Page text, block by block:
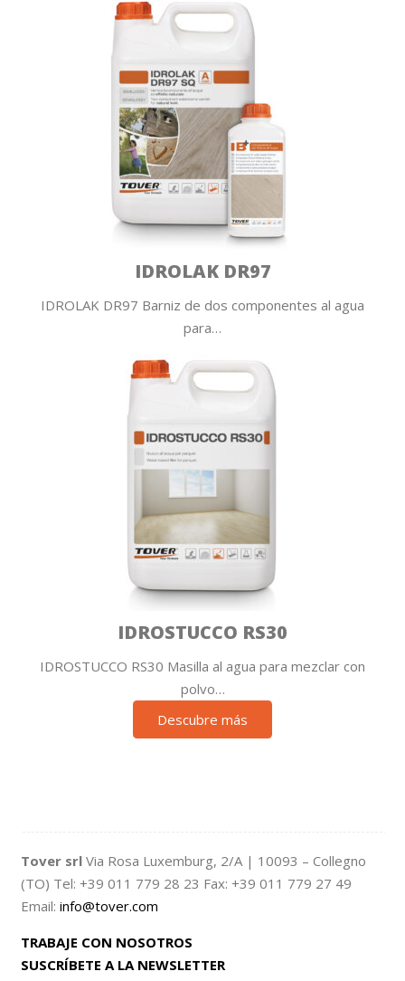
IDROLAK DR97
IDROLAK DR97 Barniz de dos componentes al agua
para…
IDROSTUCCO RS30
IDROSTUCCO RS30 Masilla al agua para mezclar con
polvo…
Descubre más
Tover srl Via Rosa Luxemburg, 2/A | 10093 – Collegno
(TO) Tel: +39 011 779 28 23 Fax: +39 011 779 27 49
Email: info@tover.com
TRABAJE CON NOSOTROS
SUSCRÍBETE A LA NEWSLETTER